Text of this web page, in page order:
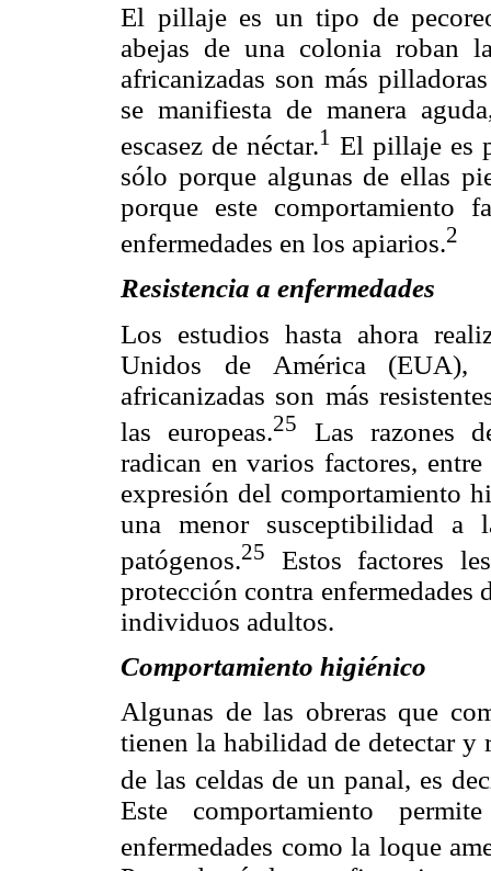
El pillaje es un tipo de
abejas de una colonia roban
africanizadas son más
se manifiesta de manera
escasez de néctar.1 El pillaje es
sólo porque algunas de ellas
porque este comportamiento
enfermedades en los apiarios.2
Resistencia a enfermedades
Los estudios hasta ahora
Unidos de América (EUA),
africanizadas son más
las europeas.25
Las razones
radican en varios factores,
expresión del comportamiento
una menor susceptibilidad a
patógenos.25
Estos factores
protección contra enfermedades
individuos adultos.
Comportamiento higiénico
Algunas de las obreras que
tienen la habilidad de detectar y
de las celdas de un panal, es
Este comportamiento
enfermedades como la loque